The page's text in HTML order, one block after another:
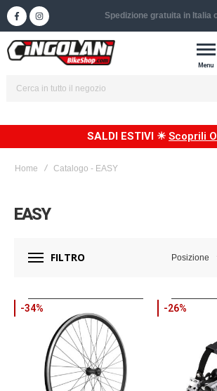
Spedizione in 24/48h
Menu
SALDI ESTIVI ☀ Scoprili
Home Catalogo - EASY
EASY
FILTRO Posizione
-34% -26%